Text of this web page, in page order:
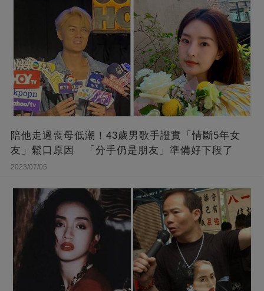
陪他走過喪母低潮！43歲男歌手證實「情斷5年女
友」鬆口原因 「分手仍是朋友」準備好下段了
2023/07/05